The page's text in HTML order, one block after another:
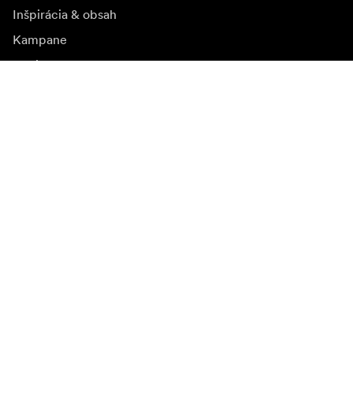
Inšpirácia & obsah
Kampane
Novinky